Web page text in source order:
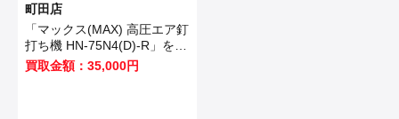
町田店
「マックス(MAX) 高圧エア釘
打ち機 HN-75N4(D)-R」を買
い取りました！
買取金額：35,000円